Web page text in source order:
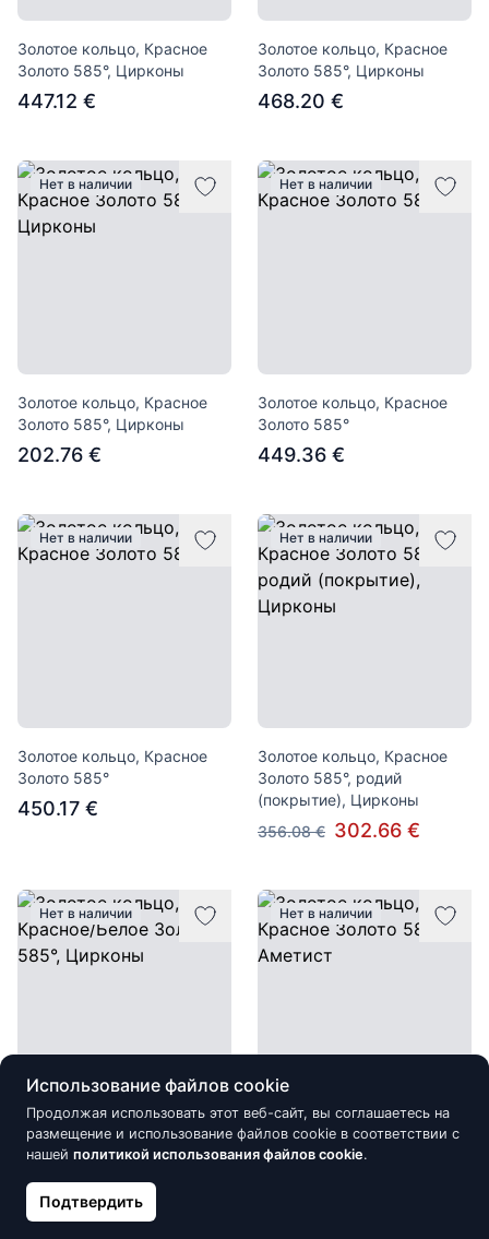
Золотое кольцо, Красное
Золото 585°, Цирконы
447.12 €
Золотое кольцо, Красное
Золото 585°, Цирконы
468.20 €
Нет в наличии
Золотое кольцо, Красное
Золото 585°, Цирконы
202.76 €
Нет в наличии
Золотое кольцо, Красное
Золото 585°
449.36 €
Нет в наличии
Золотое кольцо, Красное
Золото 585°
450.17 €
Нет в наличии
Золотое кольцо, Красное
Золото 585°, родий
(покрытие), Цирконы
356.08 € 302.66 €
Нет в наличии
Золотое кольцо, Красное/
Белое Золото 585°,
452.17 €
Нет в наличии
Золотое кольцо, Красное
Золото 585°, Аметист
Использование файлов cookie
Продолжая использовать этот веб-сайт, вы соглашаетесь на
размещение и использование файлов cookie в соответствии с
нашей политикой использования файлов cookie.
Подтвердить